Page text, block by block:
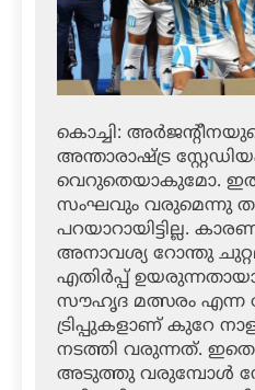
കൊച്ചി:
അന്താരാഷ്ട്ര
വെറുതെയാകുമോ.
സംഘവും വരുമെന്നു
പറയാറായിട്ടില്ല.
അനാവശ്യ റോന്തു
എതിര്‍പ്പ്
സൗഹൃദ മത്സരം എന്ന
ട്രിപ്പുകളാണ് കുറേ
നടത്തി വരുന്നത്.
അടുത്തു വരുമ്പോള്‍